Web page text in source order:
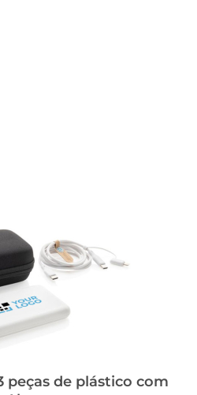
peças de plástico com